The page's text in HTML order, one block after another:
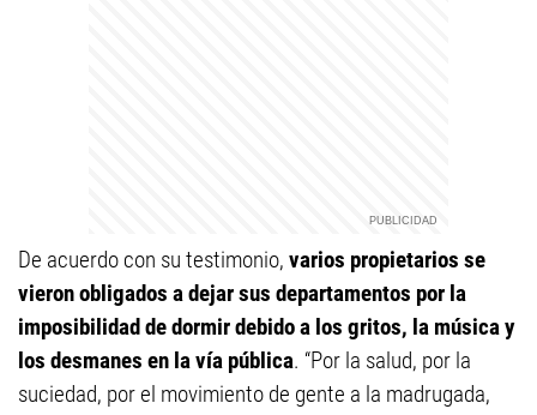
De acuerdo con su testimonio, varios propietarios se
vieron obligados a dejar sus departamentos por la
imposibilidad de dormir debido a los gritos, la música y
los desmanes en la vía pública. “Por la salud, por la
suciedad, por el movimiento de gente a la madrugada,